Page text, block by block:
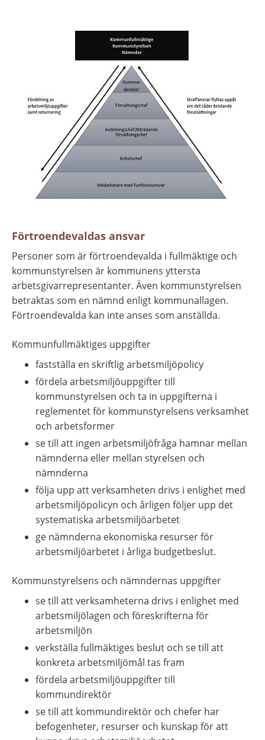
Förtroendevaldas ansvar
Personer som är förtroendevalda i fullmäktige och
kommunstyrelsen är kommunens yttersta
arbetsgivarrepresentanter. Även kommunstyrelsen
betraktas som en nämnd enligt kommunallagen.
Förtroendevalda kan inte anses som anställda.
Kommunfullmäktiges uppgifter
fastställa en skriftlig arbetsmiljöpolicy
fördela arbetsmiljöuppgifter till
kommunstyrelsen och ta in uppgifterna i
reglementet för kommunstyrelsens verksamhet
och arbetsformer
se till att ingen arbetsmiljöfråga hamnar mellan
nämnderna eller mellan styrelsen och
nämnderna
följa upp att verksamheten drivs i enlighet med
arbetsmiljöpolicyn och årligen följer upp det
systematiska arbetsmiljöarbetet
ge nämnderna ekonomiska resurser för
arbetsmiljöarbetet i årliga budgetbeslut.
Kommunstyrelsens och nämndernas uppgifter
se till att verksamheterna drivs i enlighet med
arbetsmiljölagen och föreskrifterna för
arbetsmiljön
verkställa fullmäktiges beslut och se till att
konkreta arbetsmiljömål tas fram
fördela arbetsmiljöuppgifter till
kommundirektör
se till att kommundirektör och chefer har
befogenheter, resurser och kunskap för att